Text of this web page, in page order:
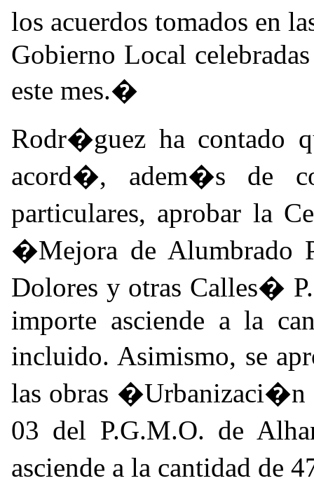
los acuerdos tomados en
Gobierno Local
este mes.�
Rodr�guez ha contado
acord�, adem�s de
particulares, aprobar la
�Mejora de
Dolores y otras Calles�
importe asciende a la
incluido. Asimismo, se
las obras �Urbanizaci�n
03 del P.G.M.O. de
asciende a la cantidad de